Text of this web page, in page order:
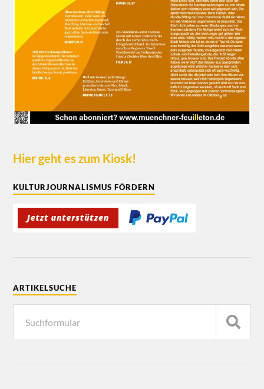
Hier geht es zum Kiosk!
KULTURJOURNALISMUS FÖRDERN
ARTIKELSUCHE